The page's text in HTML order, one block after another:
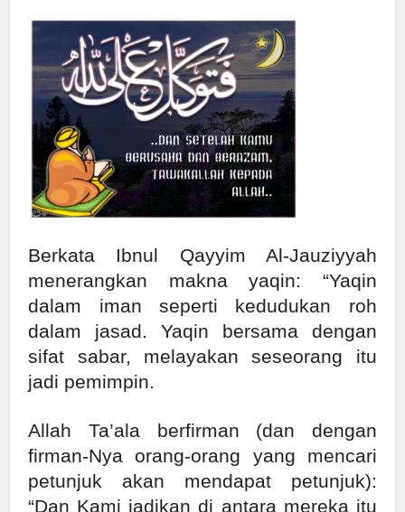
Berkata Ibnul Qayyim Al-Jauziyyah
menerangkan makna yaqin: “Yaqin
dalam iman seperti kedudukan roh
dalam jasad. Yaqin bersama dengan
sifat sabar, melayakan seseorang itu
jadi pemimpin.
Allah Ta’ala berfirman (dan dengan
firman-Nya orang-orang yang mencari
petunjuk akan mendapat petunjuk):
“Dan Kami jadikan di antara mereka itu